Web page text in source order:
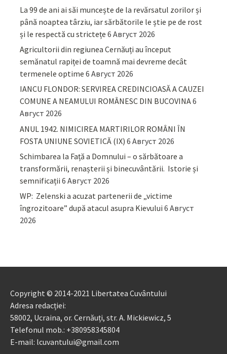
La 99 de ani ai săi muncește de la revărsatul zorilor și
până noaptea târziu, iar sărbătorile le știe pe de rost
și le respectă cu strictețe 6 Август 2026
Agricultorii din regiunea Cernăuți au început
semănatul rapiței de toamnă mai devreme decât
termenele optime 6 Август 2026
IANCU FLONDOR: SERVIREA CREDINCIOASĂ A CAUZEI
COMUNE A NEAMULUI ROMÂNESC DIN BUCOVINA6
Август 2026
ANUL 1942. NIMICIREA MARTIRILOR ROMÂNI ÎN
FOSTA UNIUNE SOVIETICĂ (IX) 6 Август 2026
Schimbarea la Față a Domnului – o sărbătoare a
transformării, renașterii și binecuvântării. Istorie și
semnificații 6 Август 2026
WP: Zelenski a acuzat partenerii de „victime
îngrozitoare” după atacul asupra Kievului 6 Август
2026
Copyright © 2014-2021 Libertatea Cuvântului
Adresa redacției:
58002, Ucraina, or. Cernăuți, str. A. Mickiewicz, 5
Telefonul mob.: +380958345804
E-mail: lcuvantului@gmail.com